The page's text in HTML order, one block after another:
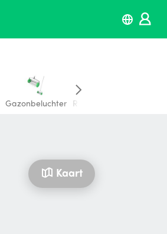
Gazonbeluchter Robotgrasmaaier
Kaart